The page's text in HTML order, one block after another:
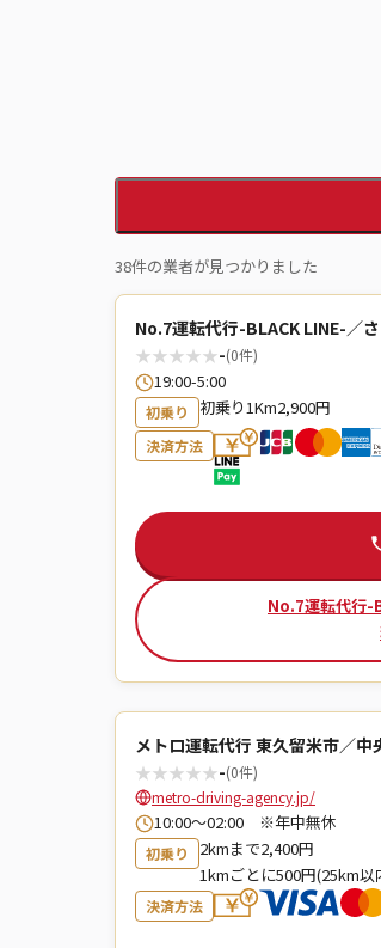
38件の業者が見つかりました
No.7運転代行-BLACK LINE-／
★★★★★-(0件)
19:00-5:00
初乗り 初乗り1Km2,900円
決済方法
No.7運転代行-
メトロ運転代行 東久留米市／中
★★★★★-(0件)
metro-driving-agency.jp/
10:00～02:00 ※年中無休
初乗り
2kmまで2,400円
1kmごとに500円(25km
決済方法